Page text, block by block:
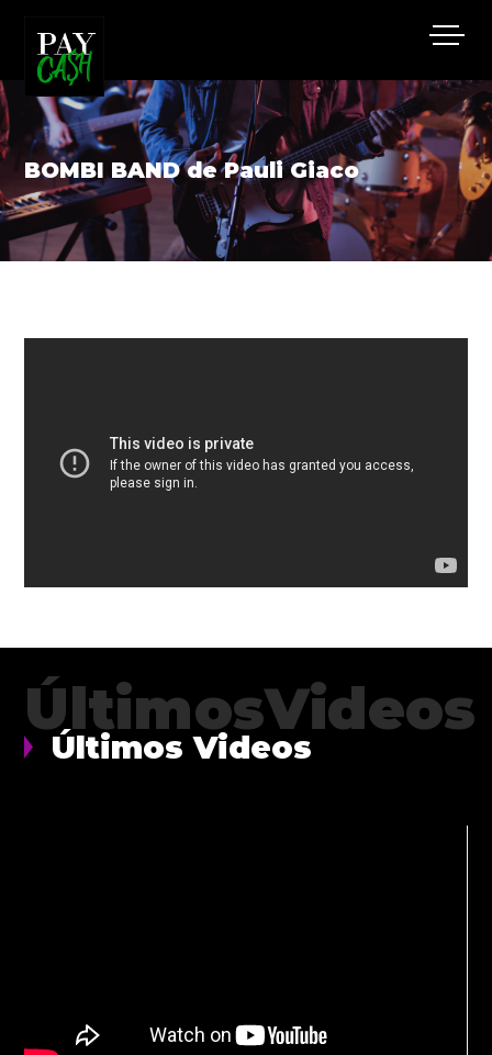
BOMBI BAND de Pauli Giaco
ÚltimosVideos
Últimos Videos